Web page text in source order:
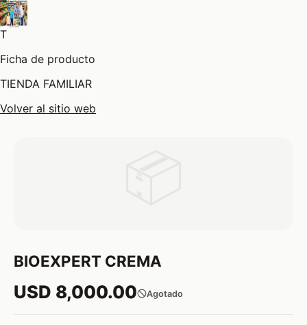
T
Ficha de producto
TIENDA FAMILIAR
Volver al sitio web
BIOEXPERT CREMA
USD 8,000.00 Agotado